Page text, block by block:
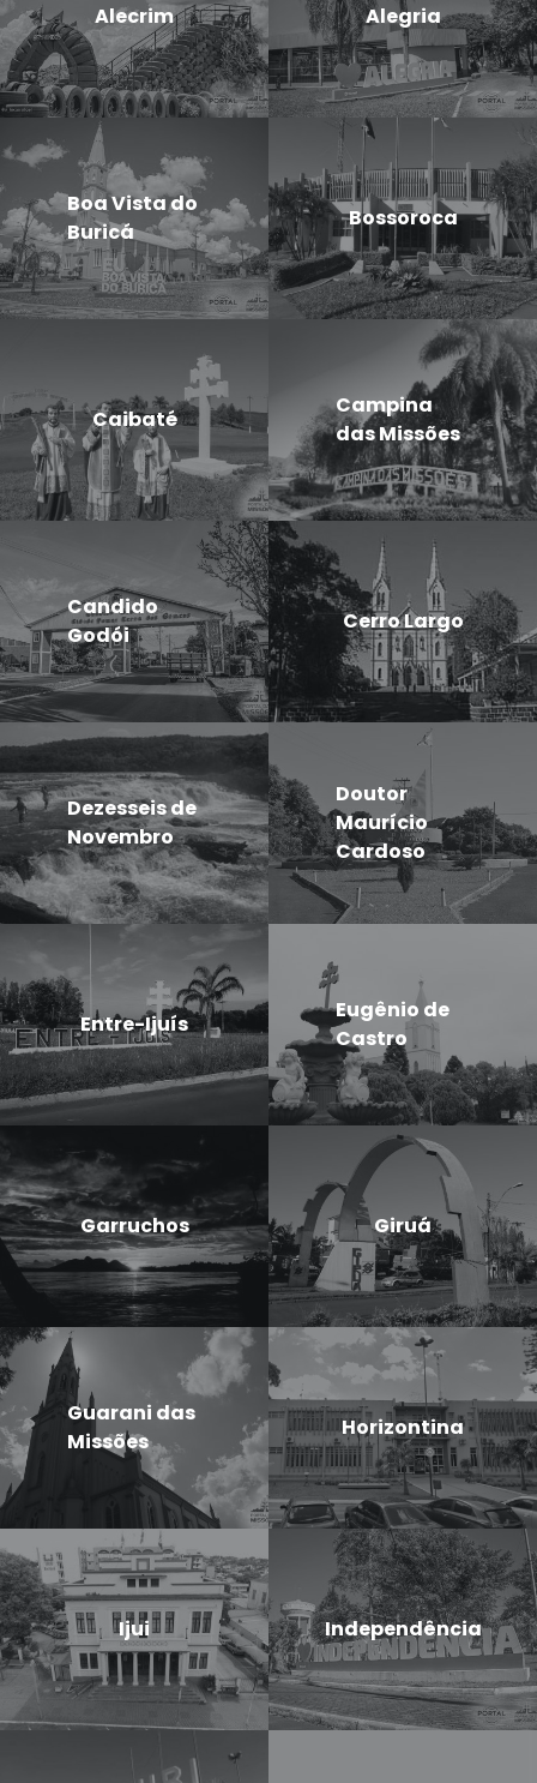
Alecrim Alegria
Boa Vista do
Buricá
Bossoroca
Caibaté
Campina
das Missões
Candido
Godói
Cerro Largo
Dezesseis de
Novembro
Doutor
Maurício
Cardoso
Entre-Ijuís
Eugênio de
Castro
Garruchos Giruá
Guarani das
Missões
Horizontina
Ijui Independência